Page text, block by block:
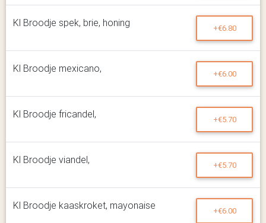
Kl Broodje spek, brie, honing +€6.80
Kl Broodje mexicano, +€6.00
Kl Broodje fricandel, +€5.70
Kl Broodje viandel, +€5.70
Kl Broodje kaaskroket, mayonaise +€6.00